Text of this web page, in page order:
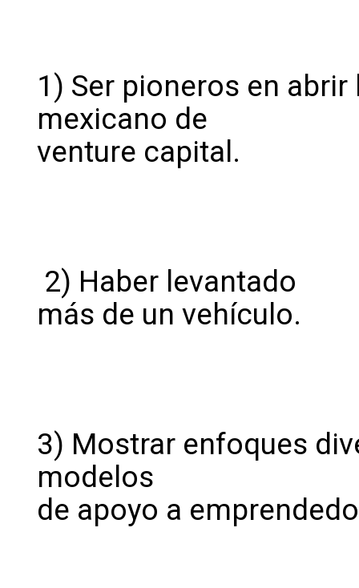
1) Ser pioneros en
mexicano de
venture capital.
2) Haber levantado
más de un vehículo.
3) Mostrar enfoques
modelos
de apoyo a